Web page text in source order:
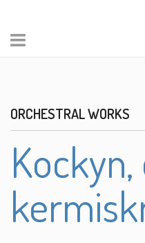
ORCHESTRAL WORKS
Kockyn,